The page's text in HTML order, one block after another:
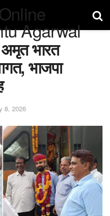
भारत
भाजपा
8, 2026